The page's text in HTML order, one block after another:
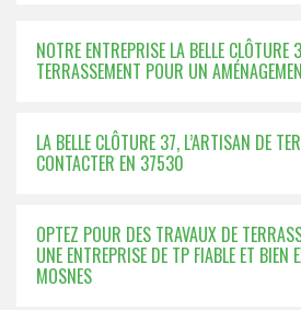
NOTRE ENTREPRISE LA BELLE CLÔTURE
TERRASSEMENT POUR UN
LA BELLE CLÔTURE 37, L’ARTISAN DE
CONTACTER EN 37530
OPTEZ POUR DES TRAVAUX DE
UNE ENTREPRISE DE TP FIABLE ET BIEN
MOSNES